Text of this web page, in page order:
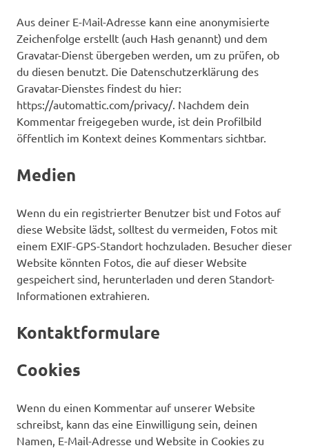
Aus deiner E-Mail-Adresse kann eine anonymisierte
Zeichenfolge erstellt (auch Hash genannt) und dem
Gravatar-Dienst übergeben werden, um zu prüfen, ob
du diesen benutzt. Die Datenschutzerklärung des
Gravatar-Dienstes findest du hier:
https://automattic.com/privacy/. Nachdem dein
Kommentar freigegeben wurde, ist dein Profilbild
öffentlich im Kontext deines Kommentars sichtbar.
Medien
Wenn du ein registrierter Benutzer bist und Fotos auf
diese Website lädst, solltest du vermeiden, Fotos mit
einem EXIF-GPS-Standort hochzuladen. Besucher dieser
Website könnten Fotos, die auf dieser Website
gespeichert sind, herunterladen und deren Standort-
Informationen extrahieren.
Kontaktformulare
Cookies
Wenn du einen Kommentar auf unserer Website
schreibst, kann das eine Einwilligung sein, deinen
Namen, E-Mail-Adresse und Website in Cookies zu